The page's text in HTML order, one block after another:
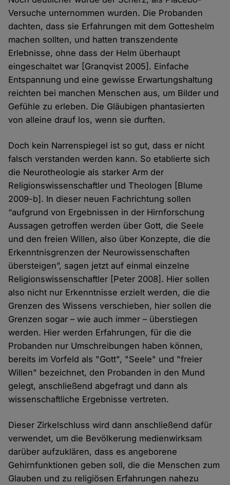
Versuche unternommen wurden. Die Probanden
dachten, dass sie Erfahrungen mit dem Gotteshelm
machen sollten, und hatten transzendente
Erlebnisse, ohne dass der Helm überhaupt
eingeschaltet war [Granqvist 2005]. Einfache
Entspannung und eine gewisse Erwartungshaltung
reichten bei manchen Menschen aus, um Bilder und
Gefühle zu erleben. Die Gläubigen phantasierten
von alleine drauf los, wenn sie durften.
Doch kein Narrenspiegel ist so gut, dass er nicht
falsch verstanden werden kann. So etablierte sich
die Neurotheologie als starker Arm der
Religionswissenschaftler und Theologen [Blume
2009-b]. In dieser neuen Fachrichtung sollen
“aufgrund von Ergebnissen in der Hirnforschung
Aussagen getroffen werden über Gott, die Seele
und den freien Willen, also über Konzepte, die die
Erkenntnisgrenzen der Neurowissenschaften
übersteigen”, sagen jetzt auf einmal einzelne
Religionswissenschaftler [Peter 2008]. Hier sollen
also nicht nur Erkenntnisse erzielt werden, die die
Grenzen des Wissens verschieben, hier sollen die
Grenzen sogar – wie auch immer – überstiegen
werden. Hier werden Erfahrungen, für die die
Probanden nur Umschreibungen haben können,
bereits im Vorfeld als "Gott", "Seele" und "freier
Willen" bezeichnet, den Probanden in den Mund
gelegt, anschließend abgefragt und dann als
wissenschaftliche Ergebnisse vertreten.
Dieser Zirkelschluss wird dann anschließend dafür
verwendet, um die Bevölkerung medienwirksam
darüber aufzuklären, dass es angeborene
Gehirnfunktionen geben soll, die die Menschen zum
Glauben und zu religiösen Erfahrungen nahezu